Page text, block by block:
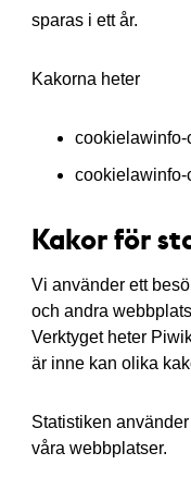
sparas i ett år.
Kakorna heter
Kakor för
Vi använder ett
och andra
Verktyget heter
är inne kan olika
Statistiken
våra webbplatser.